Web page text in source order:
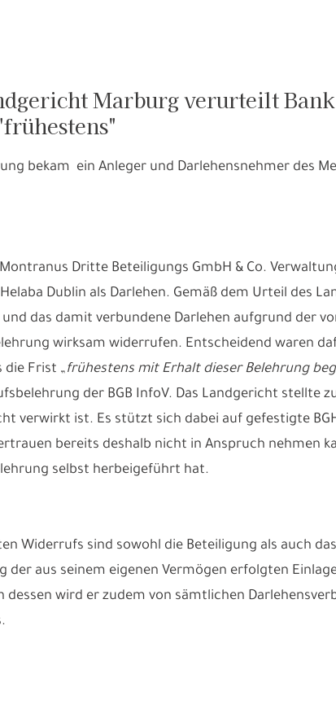
Marburg verurteilt
bekam ein Anleger und Darlehensnehmer des
Dritte Beteiligungs GmbH & Co.
Dublin als Darlehen. Gemäß dem Urteil des
das damit verbundene Darlehen aufgrund der
wirksam widerrufen. Entscheidend waren
Frist „frühestens mit Erhalt dieser Belehrung
der BGB InfoV. Das Landgericht stellte
verwirkt ist. Es stützt sich dabei auf gefestigte
bereits deshalb nicht in Anspruch nehmen
selbst herbeigeführt hat.
Widerrufs sind sowohl die Beteiligung als auch
der aus seinem eigenen Vermögen erfolgten
dessen wird er zudem von sämtlichen